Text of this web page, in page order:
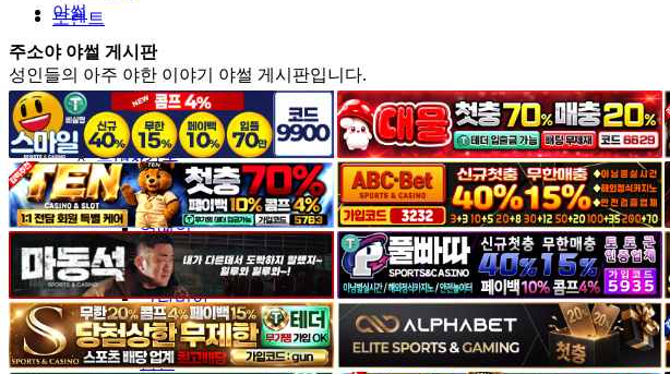
토렌트
커뮤니티
유머&감동
포토&영상
일반인
연예인
서양
모델
그라비아
코스프레
BJ
품번
야썰
주소야 야썰 게시판
성인들의 아주 야한 이야기 야썰 게시판입니다.